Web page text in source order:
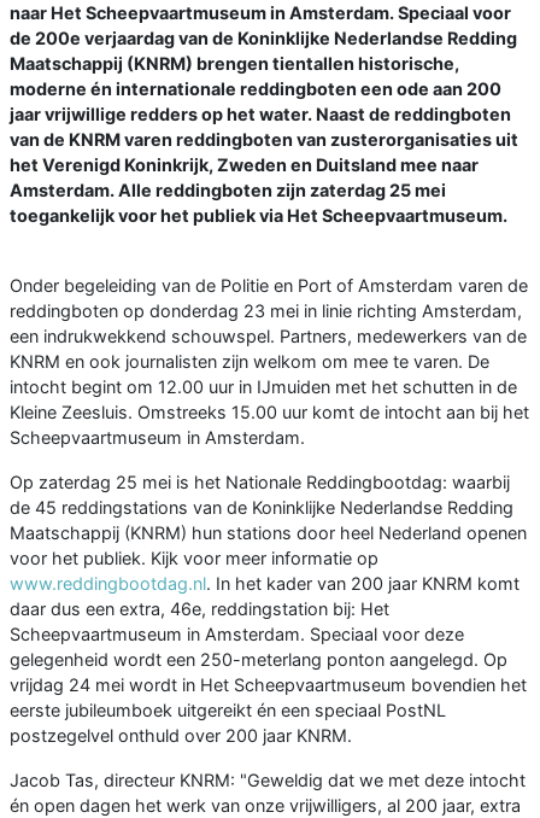
naar Het Scheepvaartmuseum in Amsterdam. Speciaal voor
de 200e verjaardag van de Koninklijke Nederlandse Redding
Maatschappij (KNRM) brengen tientallen historische,
moderne én internationale reddingboten een ode aan 200
jaar vrijwillige redders op het water. Naast de reddingboten
van de KNRM varen reddingboten van zusterorganisaties uit
het Verenigd Koninkrijk, Zweden en Duitsland mee naar
Amsterdam. Alle reddingboten zijn zaterdag 25 mei
toegankelijk voor het publiek via Het Scheepvaartmuseum.
Onder begeleiding van de Politie en Port of Amsterdam varen de
reddingboten op donderdag 23 mei in linie richting Amsterdam,
een indrukwekkend schouwspel. Partners, medewerkers van de
KNRM en ook journalisten zijn welkom om mee te varen. De
intocht begint om 12.00 uur in IJmuiden met het schutten in de
Kleine Zeesluis. Omstreeks 15.00 uur komt de intocht aan bij het
Scheepvaartmuseum in Amsterdam.
Op zaterdag 25 mei is het Nationale Reddingbootdag: waarbij
de 45 reddingstations van de Koninklijke Nederlandse Redding
Maatschappij (KNRM) hun stations door heel Nederland openen
voor het publiek. Kijk voor meer informatie op
www.reddingbootdag.nl. In het kader van 200 jaar KNRM komt
daar dus een extra, 46e, reddingstation bij: Het
Scheepvaartmuseum in Amsterdam. Speciaal voor deze
gelegenheid wordt een 250-meterlang ponton aangelegd. Op
vrijdag 24 mei wordt in Het Scheepvaartmuseum bovendien het
eerste jubileumboek uitgereikt én een speciaal PostNL
postzegelvel onthuld over 200 jaar KNRM.
Jacob Tas, directeur KNRM: "Geweldig dat we met deze intocht
én open dagen het werk van onze vrijwilligers, al 200 jaar, extra